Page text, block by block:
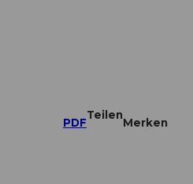
PDF
Teilen
Merken